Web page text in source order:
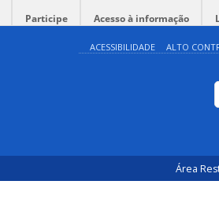
Participe Acesso à informação
ACESSIBILIDADE ALTO
Área